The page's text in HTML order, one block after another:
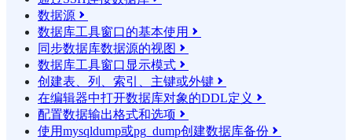
数据源 
数据库工具窗口的基本使用 
同步数据库数据源的视图 
数据库工具窗口显示模式 
创建表、列、索引、主键或外键 
在编辑器中打开数据库对象的DDL定义 
配置数据输出格式和选项 
使用mysqldump或pg_dump创建数据库备份 